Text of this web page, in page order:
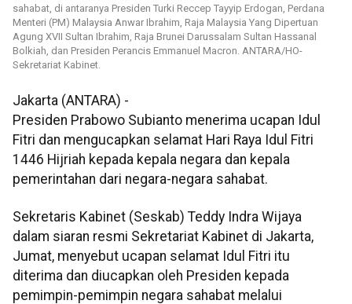
sahabat, di antaranya Presiden Turki Reccep Tayyip Erdogan, Perdana
Menteri (PM) Malaysia Anwar Ibrahim, Raja Malaysia Yang Dipertuan
Agung XVII Sultan Ibrahim, Raja Brunei Darussalam Sultan Hassanal
Bolkiah, dan Presiden Perancis Emmanuel Macron. ANTARA/HO-
Sekretariat Kabinet.
Jakarta (ANTARA) -
Presiden Prabowo Subianto menerima ucapan Idul
Fitri dan mengucapkan selamat Hari Raya Idul Fitri
1446 Hijriah kepada kepala negara dan kepala
pemerintahan dari negara-negara sahabat.
Sekretaris Kabinet (Seskab) Teddy Indra Wijaya
dalam siaran resmi Sekretariat Kabinet di Jakarta,
Jumat, menyebut ucapan selamat Idul Fitri itu
diterima dan diucapkan oleh Presiden kepada
pemimpin-pemimpin negara sahabat melalui